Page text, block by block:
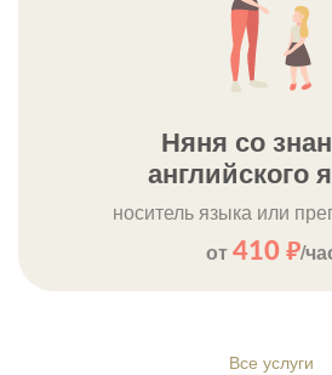
Няня со
английского
носитель языка или
от410 р./
Все услуги